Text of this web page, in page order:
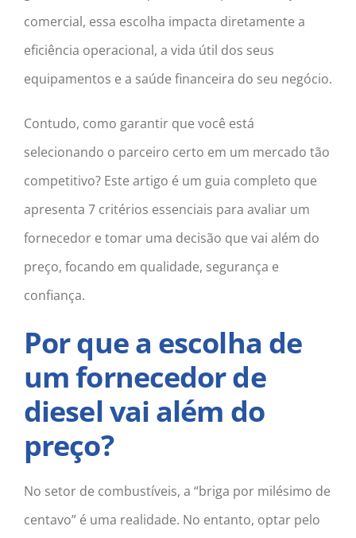
comercial, essa escolha impacta diretamente a
eficiência operacional, a vida útil dos seus
equipamentos e a saúde financeira do seu negócio.
Contudo, como garantir que você está
selecionando o parceiro certo em um mercado tão
competitivo? Este artigo é um guia completo que
apresenta 7 critérios essenciais para avaliar um
fornecedor e tomar uma decisão que vai além do
preço, focando em qualidade, segurança e
confiança.
Por que a escolha de
um fornecedor de
diesel vai além do
preço?
No setor de combustíveis, a “briga por milésimo de
centavo” é uma realidade. No entanto, optar pelo